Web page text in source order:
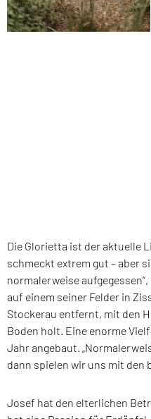
Die Glorietta ist der aktuelle
schmeckt extrem gut – aber
normalerweise aufgegessen
auf einem seiner Felder in
Stockerau entfernt, mit den
Boden holt. Eine enorme
Jahr angebaut. „
dann spielen wir uns mit den
Josef hat den elterlichen